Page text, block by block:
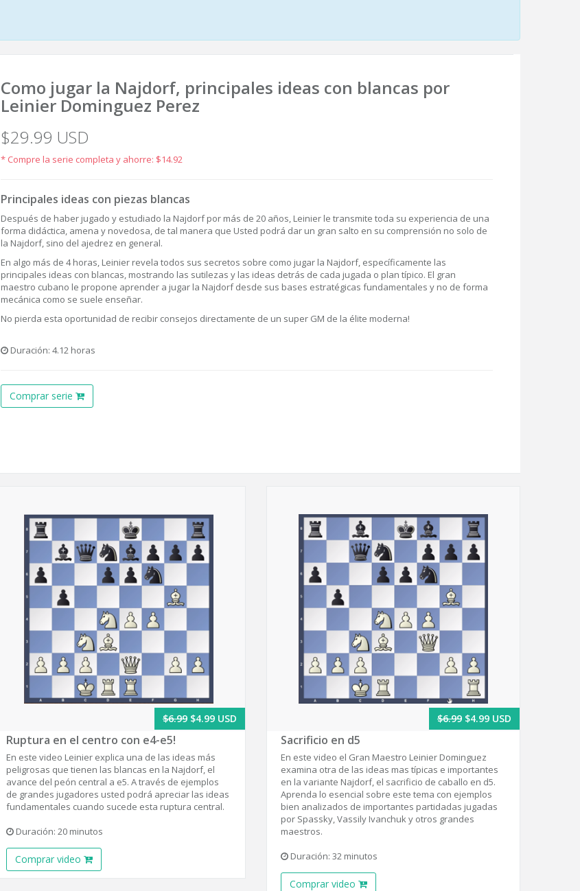
Como jugar la Najdorf, principales ideas con blancas por
Leinier Dominguez Perez
$29.99 USD
* Compre la serie completa y ahorre: $14.92
Principales ideas con piezas blancas
Después de haber jugado y estudiado la Najdorf por más de 20 años, Leinier le transmite toda su experiencia de una
forma didáctica, amena y novedosa, de tal manera que Usted podrá dar un gran salto en su comprensión no solo de
la Najdorf, sino del ajedrez en general.
En algo más de 4 horas, Leinier revela todos sus secretos sobre como jugar la Najdorf, específicamente las
principales ideas con blancas, mostrando las sutilezas y las ideas detrás de cada jugada o plan típico. El gran
maestro cubano le propone aprender a jugar la Najdorf desde sus bases estratégicas fundamentales y no de forma
mecánica como se suele enseñar.
No pierda esta oportunidad de recibir consejos directamente de un super GM de la élite moderna!
Duración: 4.12 horas
Comprar serie
$6.99 $4.99 USD
Ruptura en el centro con e4-e5!
En este video Leinier explica una de las ideas más
peligrosas que tienen las blancas en la Najdorf, el
avance del peón central a e5. A través de ejemplos
de grandes jugadores usted podrá apreciar las ideas
fundamentales cuando sucede esta ruptura central.
Duración: 20 minutos
Comprar video
$6.99 $4.99 USD
Sacrificio en d5
En este video el Gran Maestro Leinier Dominguez
examina otra de las ideas mas típicas e importantes
en la variante Najdorf, el sacrificio de caballo en d5.
Aprenda lo esencial sobre este tema con ejemplos
bien analizados de importantes partidadas jugadas
por Spassky, Vassily Ivanchuk y otros grandes
maestros.
Duración: 32 minutos
Comprar video